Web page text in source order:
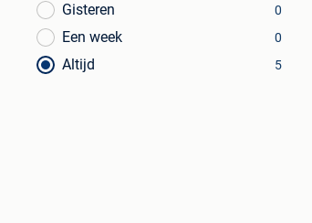
Gisteren 0
Een week 0
Altijd 5